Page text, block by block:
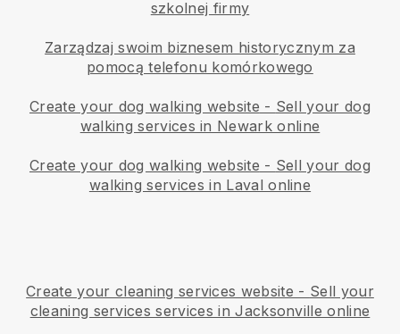
szkolnej firmy
Zarządzaj swoim biznesem historycznym za
pomocą telefonu komórkowego
Create your dog walking website - Sell your dog
walking services in Newark online
Create your dog walking website - Sell your dog
walking services in Laval online
Create your cleaning services website - Sell your
cleaning services services in Jacksonville online